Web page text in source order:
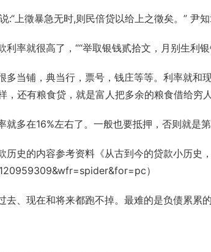
:“上徵暴急无时,则民倍贷以给上之徵矣。” 尹
利率就很高了，““举取银钱贰拾文，月别生利
多当铺，典当行， 票号 ，钱庄等等。利率就和
，还有粮食贷，就是富人把多余的粮食借给穷人
就多在16%左右了。一般也要抵押，否则就是
款历史的内容参考资料《从古到今的贷款小历
）
去、现在和将来都跑不掉。最难的是负债累累